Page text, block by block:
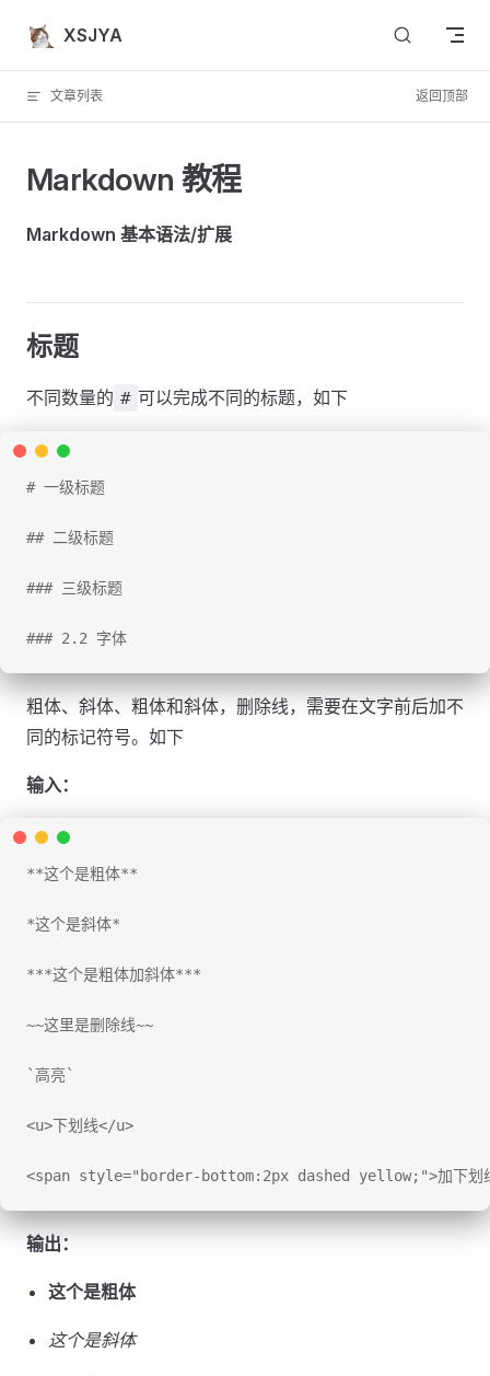
Skip to content
XSJYA
文章列表 返回顶部
Markdown 教程
Markdown 基本语法/扩展
标题
不同数量的 # 可以完成不同的标题，如下
# 一级标题
## 二级标题
### 三级标题
### 2.2 字体
粗体、斜体、粗体和斜体，删除线，需要在文字前后加不
同的标记符号。如下
输入：
**这个是粗体**
*这个是斜体*
***这个是粗体加斜体***
~~这里是删除线~~
`高亮`
<u>下划线</u>
<span style="border-bottom:2px dashed yellow;">加下划
输出：
这个是粗体
这个是斜体